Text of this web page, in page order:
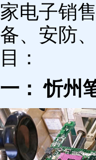
家电子销
备、安防
目：
一： 忻州